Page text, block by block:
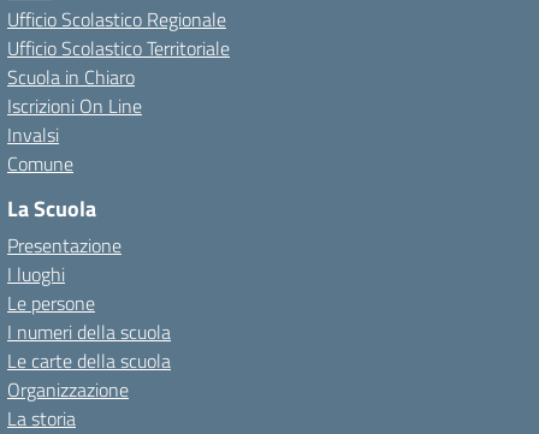
Ufficio Scolastico Regionale
Ufficio Scolastico Territoriale
Scuola in Chiaro
Iscrizioni On Line
Invalsi
Comune
La Scuola
Presentazione
I luoghi
Le persone
I numeri della scuola
Le carte della scuola
Organizzazione
La storia